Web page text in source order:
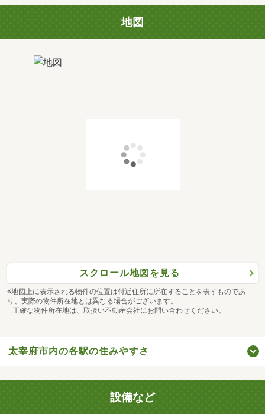
地図
スクロール地図を見る
※地図上に表示される物件の位置は付近住所に所在することを表すものであ
り、実際の物件所在地とは異なる場合がございます。
正確な物件所在地は、取扱い不動産会社にお問い合わせください。
太宰府市内の各駅の住みやすさ
設備など